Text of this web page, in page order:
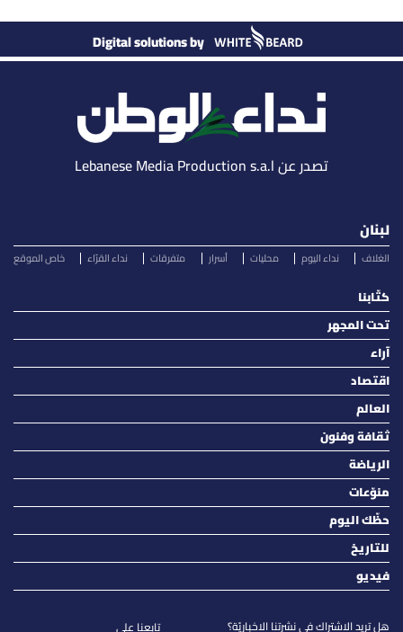
Digital solutions by
تصدر عن Lebanese Media Production s.a.l
لبنان
الغلاف نداء اليوم محليات أسرار متفرقات نداء القرّاء خاص الموقع
كتّابنا
تحت المجهر
آراء
اقتصاد
العالم
ثقافة وفنون
الرياضة
منوّعات
حظّك اليوم
للتاريخ
فيديو
هل تريد الاشتراك في نشرتنا الاخباريّة؟ تابعنا على